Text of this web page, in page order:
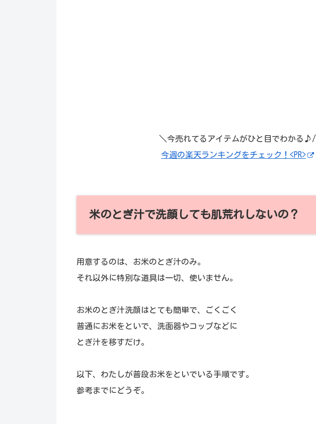
＼今売れてるアイテムがひと目でわかる♪/
今週の楽天ランキングをチェック！<PR>
米のとぎ汁で洗顔しても肌荒れしないの？
用意するのは、お米のとぎ汁のみ。
それ以外に特別な道具は一切、使いません。
お米のとぎ汁洗顔はとても簡単で、ごくごく
普通にお米をといで、洗面器やコップなどに
とぎ汁を移すだけ。
以下、わたしが普段お米をといでいる手順です。
参考までにどうぞ。